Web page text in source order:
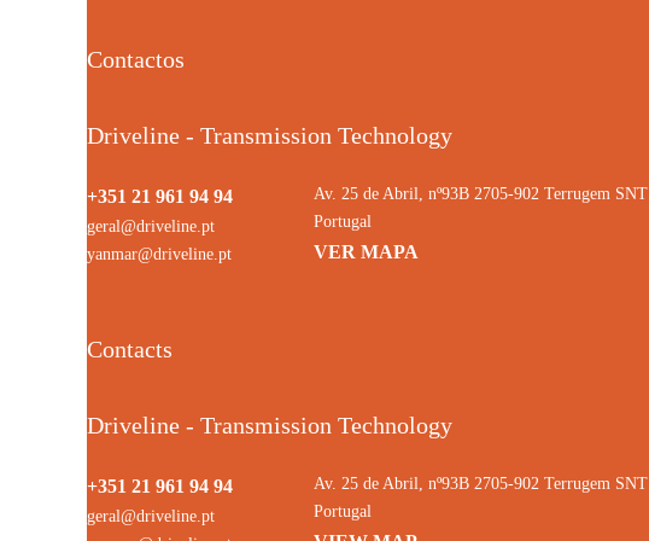
Contactos
Driveline - Transmission Technology
+351 21 961 94 94
geral@driveline.pt
yanmar@driveline.pt
Av. 25 de Abril, nº93B 2705-902 Terrugem SNT
Portugal
VER MAPA
Contacts
Driveline - Transmission Technology
+351 21 961 94 94
geral@driveline.pt
Av. 25 de Abril, nº93B 2705-902 Terrugem SNT
Portugal